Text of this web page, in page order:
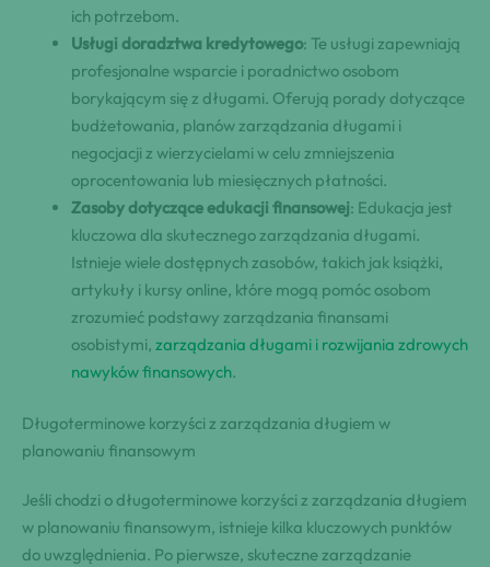
ich potrzebom.
Usługi doradztwa kredytowego: Te usługi zapewniają
profesjonalne wsparcie i poradnictwo osobom
borykającym się z długami. Oferują porady dotyczące
budżetowania, planów zarządzania długami i
negocjacji z wierzycielami w celu zmniejszenia
oprocentowania lub miesięcznych płatności.
Zasoby dotyczące edukacji finansowej: Edukacja jest
kluczowa dla skutecznego zarządzania długami.
Istnieje wiele dostępnych zasobów, takich jak książki,
artykuły i kursy online, które mogą pomóc osobom
zrozumieć podstawy zarządzania finansami
osobistymi, zarządzania długami i rozwijania zdrowych
nawyków finansowych.
Długoterminowe korzyści z zarządzania długiem w
planowaniu finansowym
Jeśli chodzi o długoterminowe korzyści z zarządzania długiem
w planowaniu finansowym, istnieje kilka kluczowych punktów
do uwzględnienia. Po pierwsze, skuteczne zarządzanie